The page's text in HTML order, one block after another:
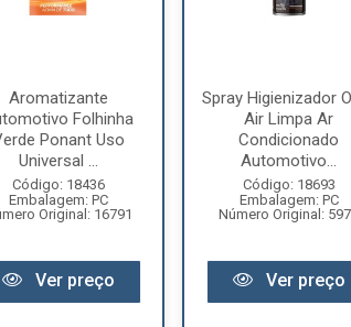
Aromatizante
Folhinha
Ponant Uso
Universal ...
Código: 18436
Embalagem: PC
Original: 16791
Ver preço
Spray Higienizador
Air Limpa Ar
Condicionado
Automotivo...
Código: 18693
Embalagem: PC
Número Original:
Ver preço